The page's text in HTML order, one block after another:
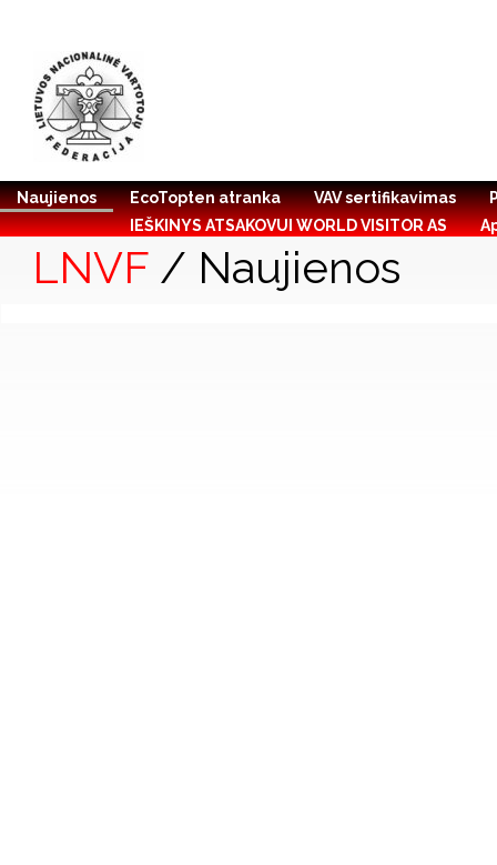
Naujienos EcoTopten atranka VAV sertifikavimas
IEŠKINYS ATSAKOVUI WORLD VISITOR AS
LNVF/ Naujienos